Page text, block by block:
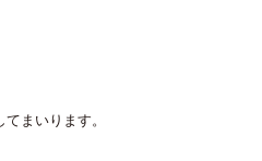
まいります。